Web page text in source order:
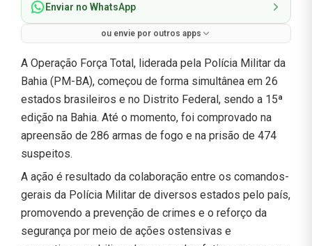
Enviar no WhatsApp
ou envie por outros apps
A Operação Força Total, liderada pela Polícia Militar da
Bahia (PM-BA), começou de forma simultânea em 26
estados brasileiros e no Distrito Federal, sendo a 15ª
edição na Bahia. Até o momento, foi comprovado na
apreensão de 286 armas de fogo e na prisão de 474
suspeitos.
A ação é resultado da colaboração entre os comandos-
gerais da Polícia Militar de diversos estados pelo país,
promovendo a prevenção de crimes e o reforço da
segurança por meio de ações ostensivas e